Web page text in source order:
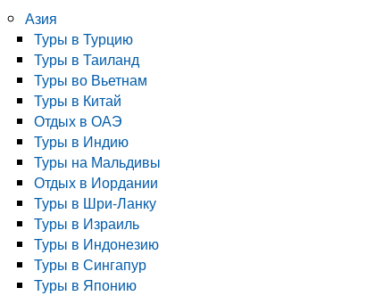
Азия
Туры в Турцию
Туры в Таиланд
Туры во Вьетнам
Туры в Китай
Отдых в ОАЭ
Туры в Индию
Туры на Мальдивы
Отдых в Иордании
Туры в Шри-Ланку
Туры в Израиль
Туры в Индонезию
Туры в Сингапур
Туры в Японию